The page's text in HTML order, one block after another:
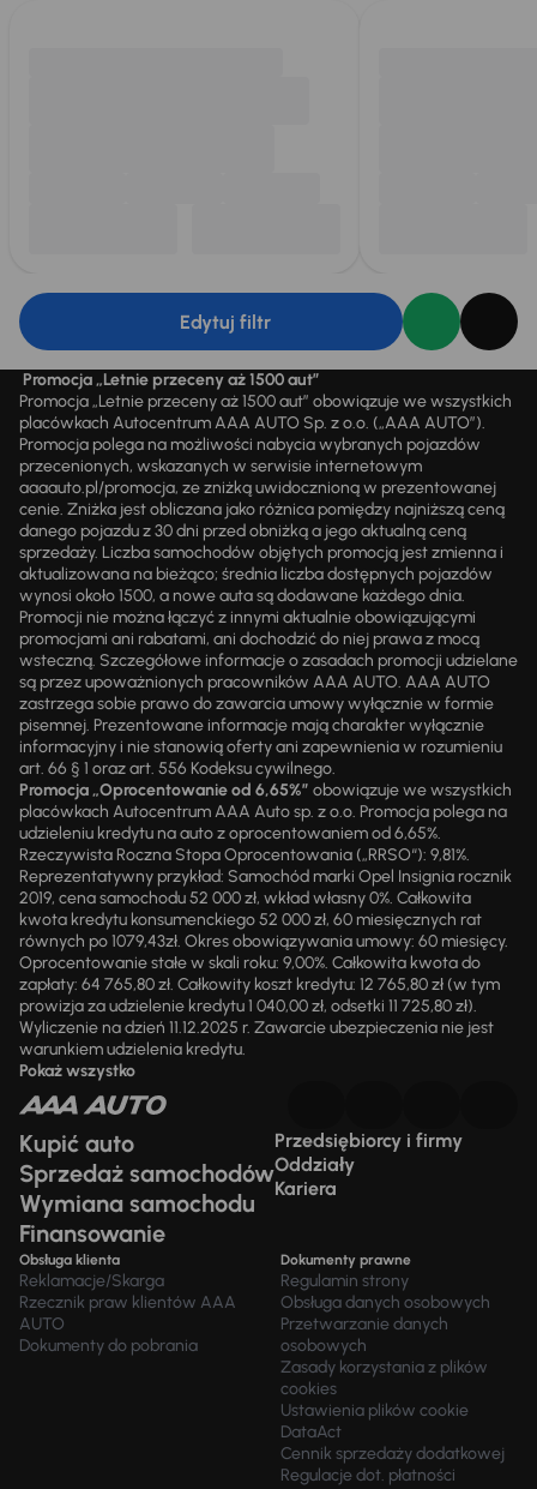
Edytuj filtr
Promocja „Letnie przeceny aż 1500 aut”
Promocja „Letnie przeceny aż 1500 aut” obowiązuje we wszystkich
placówkach Autocentrum AAA AUTO Sp. z o.o. („AAA AUTO”).
Promocja polega na możliwości nabycia wybranych pojazdów
przecenionych, wskazanych w serwisie internetowym
aaaauto.pl/promocja, ze zniżką uwidocznioną w prezentowanej
cenie. Zniżka jest obliczana jako różnica pomiędzy najniższą ceną
danego pojazdu z 30 dni przed obniżką a jego aktualną ceną
sprzedaży. Liczba samochodów objętych promocją jest zmienna i
aktualizowana na bieżąco; średnia liczba dostępnych pojazdów
wynosi około 1500, a nowe auta są dodawane każdego dnia.
Promocji nie można łączyć z innymi aktualnie obowiązującymi
promocjami ani rabatami, ani dochodzić do niej prawa z mocą
wsteczną. Szczegółowe informacje o zasadach promocji udzielane
są przez upoważnionych pracowników AAA AUTO. AAA AUTO
zastrzega sobie prawo do zawarcia umowy wyłącznie w formie
pisemnej. Prezentowane informacje mają charakter wyłącznie
informacyjny i nie stanowią oferty ani zapewnienia w rozumieniu
art. 66 § 1 oraz art. 556 Kodeksu cywilnego.
Promocja „Oprocentowanie od 6,65%” obowiązuje we wszystkich
placówkach Autocentrum AAA Auto sp. z o.o. Promocja polega na
udzieleniu kredytu na auto z oprocentowaniem od 6,65%.
Rzeczywista Roczna Stopa Oprocentowania („RRSO“): 9,81%.
Reprezentatywny przykład: Samochód marki Opel Insignia rocznik
2019, cena samochodu 52 000 zł, wkład własny 0%. Całkowita
kwota kredytu konsumenckiego 52 000 zł, 60 miesięcznych rat
równych po 1079,43zł. Okres obowiązywania umowy: 60 miesięcy.
Oprocentowanie stałe w skali roku: 9,00%. Całkowita kwota do
zapłaty: 64 765,80 zł. Całkowity koszt kredytu: 12 765,80 zł (w tym
prowizja za udzielenie kredytu 1 040,00 zł, odsetki 11 725,80 zł).
Wyliczenie na dzień 11.12.2025 r. Zawarcie ubezpieczenia nie jest
warunkiem udzielenia kredytu.
Pokaż wszystko
Kupić auto
Sprzedaż samochodów
Wymiana samochodu
Finansowanie
Przedsiębiorcy i firmy
Oddziały
Kariera
Obsługa klienta
Reklamacje/Skarga
Rzecznik praw klientów AAA
AUTO
Dokumenty do pobrania
Dokumenty prawne
Regulamin strony
Obsługa danych osobowych
Przetwarzanie danych
osobowych
Zasady korzystania z plików
cookies
Ustawienia plików cookie
DataAct
Cennik sprzedaży dodatkowej
Regulacje dot. płatności